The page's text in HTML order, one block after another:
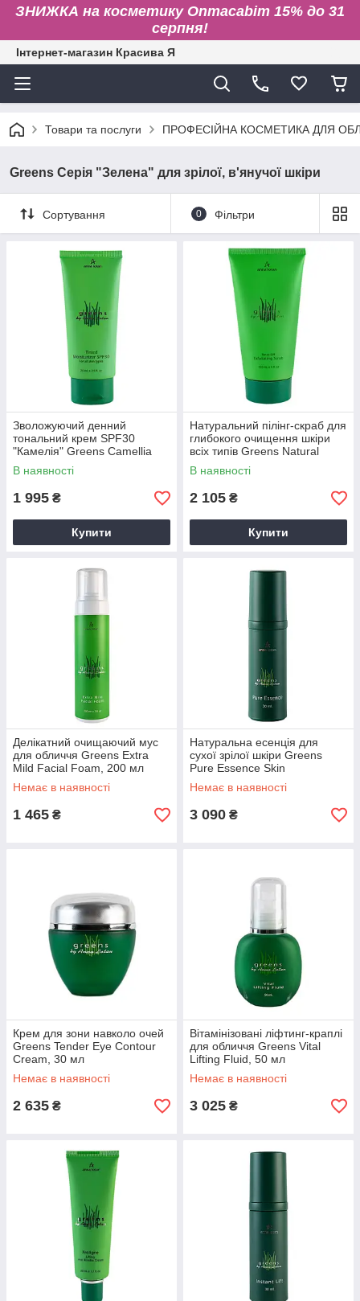
ЗНИЖКА на косметику Onmacabim 15% до 31
серпня!
Інтернет-магазин Красива Я
Товари та послуги ПРОФЕСІЙНА КОСМЕТИКА ДЛЯ
Greens Серія "Зелена" для зрілої, в'янучої шкіри
Сортування 0 Фільтри
Зволожуючий денний
тональний крем SPF30
"Камелія" Greens Camellia
Tinted Day Cream SPF30, 70
мл
В наявності
1 995 ₴
Купити
Натуральний пілінг-скраб для
глибокого очищення шкіри
всіх типів Greens Natural
Peeling, 150 мл
В наявності
2 105 ₴
Купити
Делікатний очищаючий мус
для обличчя Greens Extra
Mild Facial Foam, 200 мл
Немає в наявності
1 465 ₴
Натуральна есенція для
сухої зрілої шкіри Greens
Pure Essence Skin
Supplement, 30 мл
Немає в наявності
3 090 ₴
Крем для зони навколо очей
Greens Tender Eye Contour
Cream, 30 мл
Немає в наявності
2 635 ₴
Вітамінізовані ліфтинг-краплі
для обличчя Greens Vital
Lifting Fluid, 50 мл
Немає в наявності
3 025 ₴